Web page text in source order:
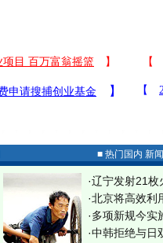
■ 热门国内 新
·辽宁发射21枚
·北京将高效利
·多项新规今实
·中韩拒绝与日